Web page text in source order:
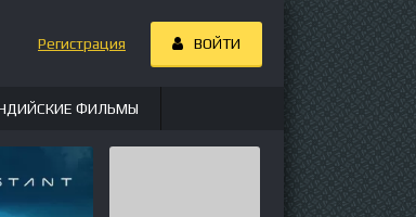
Регистрация ВОЙТИ
ФИЛЬМЫ